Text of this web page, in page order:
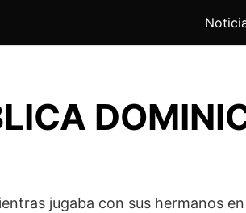
jugaba con sus hermanos